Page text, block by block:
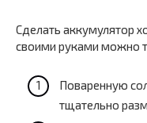
Сделать аккумулятор
своими руками можно
Поваренную
тщательно